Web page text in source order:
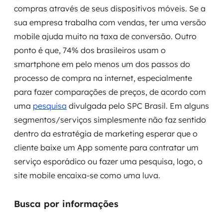
compras através de seus dispositivos móveis. Se a
sua empresa trabalha com vendas, ter uma versão
mobile ajuda muito na taxa de conversão. Outro
ponto é que, 74% dos brasileiros usam o
smartphone em pelo menos um dos passos do
processo de compra na internet, especialmente
para fazer comparações de preços, de acordo com
uma pesquisa divulgada pelo SPC Brasil. Em alguns
segmentos/serviços simplesmente não faz sentido
dentro da estratégia de marketing esperar que o
cliente baixe um App somente para contratar um
serviço esporádico ou fazer uma pesquisa, logo, o
site mobile encaixa-se como uma luva.
Busca por informações